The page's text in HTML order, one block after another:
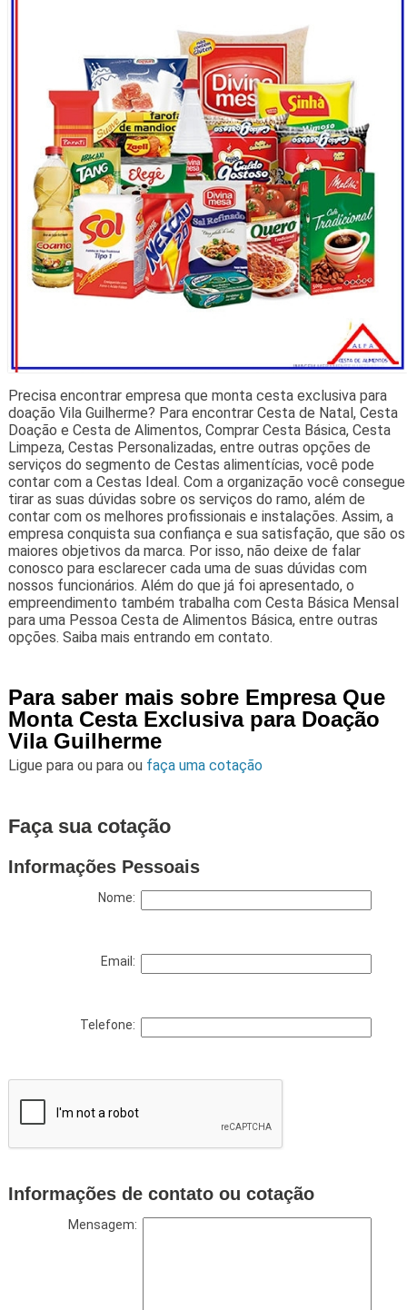
Precisa encontrar empresa que monta cesta exclusiva para
doação Vila Guilherme? Para encontrar Cesta de Natal, Cesta
Doação e Cesta de Alimentos, Comprar Cesta Básica, Cesta
Limpeza, Cestas Personalizadas, entre outras opções de
serviços do segmento de Cestas alimentícias, você pode
contar com a Cestas Ideal. Com a organização você consegue
tirar as suas dúvidas sobre os serviços do ramo, além de
contar com os melhores profissionais e instalações. Assim, a
empresa conquista sua confiança e sua satisfação, que são os
maiores objetivos da marca. Por isso, não deixe de falar
conosco para esclarecer cada uma de suas dúvidas com
nossos funcionários. Além do que já foi apresentado, o
empreendimento também trabalha com Cesta Básica Mensal
para uma Pessoa Cesta de Alimentos Básica, entre outras
opções. Saiba mais entrando em contato.
Para saber mais sobre Empresa Que
Monta Cesta Exclusiva para Doação
Vila Guilherme
Ligue para ou para ou faça uma cotação
Faça sua cotação
Informações Pessoais
Nome:
Email:
Telefone:
Informações de contato ou cotação
Mensagem: